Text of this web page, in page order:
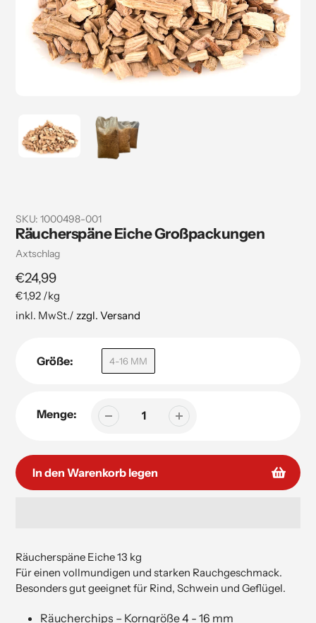
SKU: 1000498-001
Räucherspäne Eiche Großpackungen
Verkäuferin
Axtschlag
Regulärer
Preis
€24,99
Stückpreis
€1,92 /pro
kg
inkl. MwSt./ zzgl. Versand
Größe: 4-16 MM
Menge:
In den Warenkorb legen
von
Produkten
in
Ihrem
Warenkorb
Räucherspäne Eiche 13 kg
Für einen vollmundigen und starken Rauchgeschmack.
Besonders gut geeignet für Rind, Schwein und Geflügel.
Räucherchips – Korngröße 4 - 16 mm